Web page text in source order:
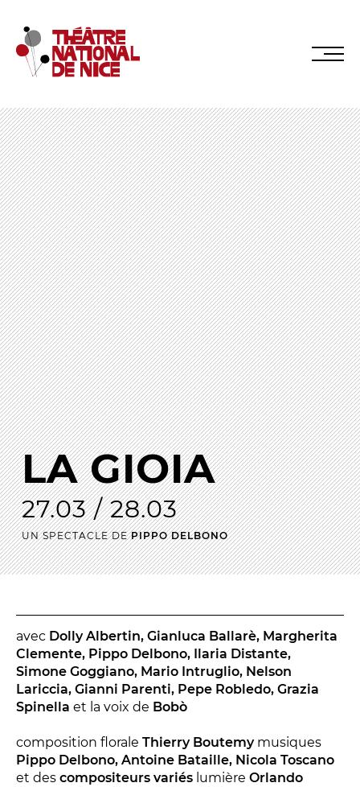
Réservez en ligne
Abonnez-vous en ligne
LE TNN
PRÉSENTATION
Muriel Mayette-Holtz
Le CDN
La Troupe et les élèves de l'ERACM
L’Équipe
Les Partenaires
LA SAISON
TOUTE LA SAISON
Les Spectacles
Les Tournées
LES RENDEZ-VOUS
Les Procès du samedi
Les Jeudis littéraires
LA GIOIA
27.03 / 28.03
UN SPECTACLE DEPIPPO DELBONO
avec Dolly Albertin, Gianluca Ballarè, Margherita
Clemente, Pippo Delbono, Ilaria Distante,
Simone Goggiano, Mario Intruglio, Nelson
Lariccia, Gianni Parenti, Pepe Robledo, Grazia
Spinella et la voix de Bobò
composition florale Thierry Boutemymusiques
Pippo Delbono, Antoine Bataille, Nicola Toscano
et des compositeurs variés lumière Orlando